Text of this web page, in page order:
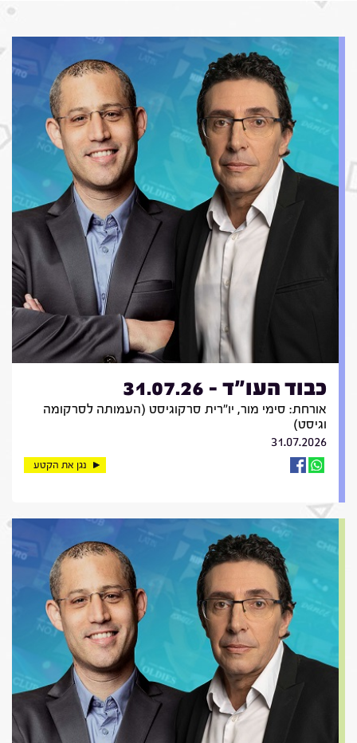
כבוד העו"ד - 31.07.26
אורחת: סימי מור, יו"רית סרקוגיסט (העמותה לסרקומה
וגיסט)
31.07.2026
נגן את הקטע